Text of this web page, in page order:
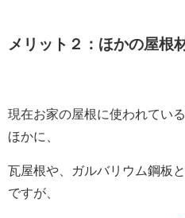
メリット２：ほかの屋根
現在お家の屋根に使われてい
ほかに、
瓦屋根や、 ガルバリウム鋼板
ですが、